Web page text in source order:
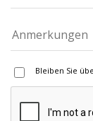
Bleiben Sie